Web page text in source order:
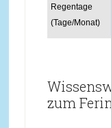
Regentage
(Tage/Monat)
zum